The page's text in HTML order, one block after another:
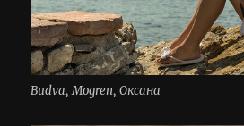
Budva, Mogren, Оксана